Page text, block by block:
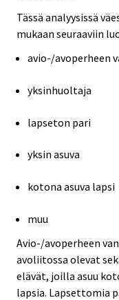
Tässä analyysissä
mukaan seuraaviin
avio-/avoperheen
yksinhuoltaja
lapseton pari
yksin asuva
kotona asuva lapsi
muu
Avio-/avoperheen
avoliitossa olevat
elävät, joilla asuu
lapsia. Lapsettomia